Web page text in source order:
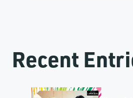
Recent